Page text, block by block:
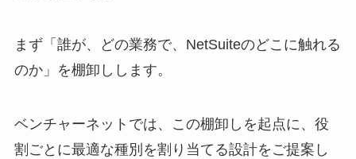
まず「誰が、どの業務で、NetSuiteのどこに触れる
のか」を棚卸しします。
ベンチャーネットでは、この棚卸しを起点に、役
割ごとに最適な種別を割り当てる設計をご提案し